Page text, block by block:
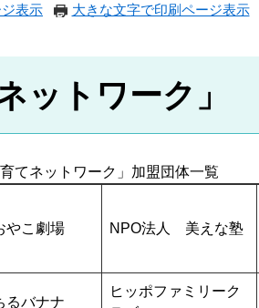
表示 大きな文字で印刷ページ表示
ットワーク」
育てネットワーク」加盟団体一覧
やこ劇場 NPO法人 美えな塾
るバナナ
ヒッポファミリーク